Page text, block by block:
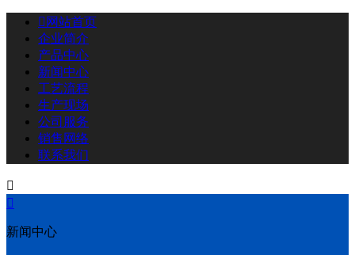
 网站首页
企业简介
产品中心
新闻中心
工艺流程
生产现场
公司服务
销售网络
联系我们


新闻中心